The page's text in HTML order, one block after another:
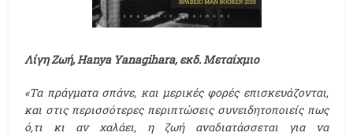
Λίγη Ζωή,Hanya Yanagihara, εκδ. Μεταίχμιο
«Τα πράγματα σπάνε, και μερικές φορές επισκευάζονται,
και στις περισσότερες περιπτώσεις συνειδητοποιείς πως
ό,τι κι αν χαλάει, η ζωή αναδιατάσσεται για να